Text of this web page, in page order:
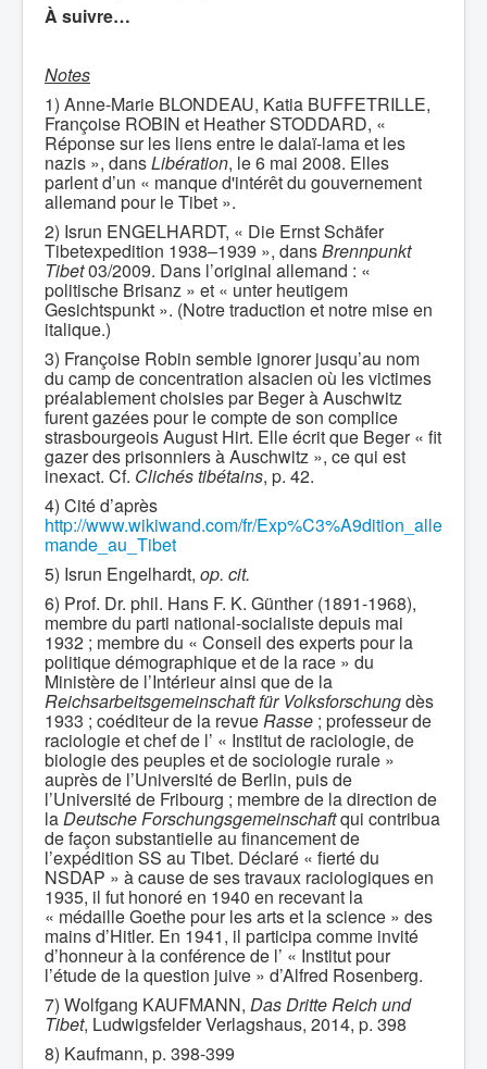
À suivre…
Notes
1) Anne-Marie BLONDEAU, Katia BUFFETRILLE,
Françoise ROBIN et Heather STODDARD, «
Réponse sur les liens entre le dalaï-lama et les
nazis », dansLibération, le 6 mai 2008. Elles
parlent d’un « manque d'intérêt du gouvernement
allemand pour le Tibet ».
2) Isrun ENGELHARDT, « Die Ernst Schäfer
Tibetexpedition 1938–1939 », dansBrennpunkt
Tibet03/2009. Dans l’original allemand : «
politische Brisanz » et « unter heutigem
Gesichtspunkt ». (Notre traduction et notre mise en
italique.)
3) Françoise Robin semble ignorer jusqu’au nom
du camp de concentration alsacien où les victimes
préalablement choisies par Beger à Auschwitz
furent gazées pour le compte de son complice
strasbourgeois August Hirt. Elle écrit que Beger « fit
gazer des prisonniers à Auschwitz », ce qui est
inexact. Cf. Clichés tibétains, p. 42.
4) Cité d’après
http://www.wikiwand.com/fr/Exp%C3%A9dition_alle
mande_au_Tibet
5) Isrun Engelhardt, op. cit.
6) Prof. Dr. phil. Hans F. K. Günther (1891-1968),
membre du parti national-socialiste depuis mai
1932 ; membre du « Conseil des experts pour la
politique démographique et de la race » du
Ministère de l’Intérieur ainsi que de la
Reichsarbeitsgemeinschaft für Volksforschungdès
1933 ; coéditeur de la revueRasse ; professeur de
raciologie et chef de l’ « Institut de raciologie, de
biologie des peuples et de sociologie rurale »
auprès de l’Université de Berlin, puis de
l’Université de Fribourg ; membre de la direction de
laDeutsche Forschungsgemeinschaftqui contribua
de façon substantielle au financement de
l’expédition SS au Tibet. Déclaré « fierté du
NSDAP » à cause de ses travaux raciologiques en
1935, il fut honoré en 1940 en recevant la
« médaille Goethe pour les arts et la science » des
mains d’Hitler. En 1941, il participa comme invité
d’honneur à la conférence de l’ « Institut pour
l’étude de la question juive » d’Alfred Rosenberg.
7) Wolfgang KAUFMANN, Das Dritte Reich und
Tibet, Ludwigsfelder Verlagshaus, 2014, p. 398
8) Kaufmann, p. 398-399